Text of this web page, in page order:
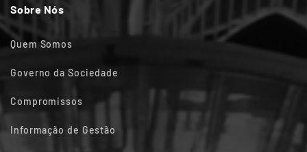
Sobre Nós
Quem Somos
Governo da Sociedade
Compromissos
Informação de Gestão